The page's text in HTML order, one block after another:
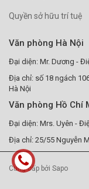
Quyền sở hữu trí tuệ
Văn phòng Hà Nội
Đại diện: Mr. Dương -
Địa chỉ: số 18 ngách
Hà Nội
Văn phòng Hồ Chí
Đại diện: Mrs. Uyên -
Địa chỉ: 25/55 Nguyễn
Cung cấp bởi Sapo